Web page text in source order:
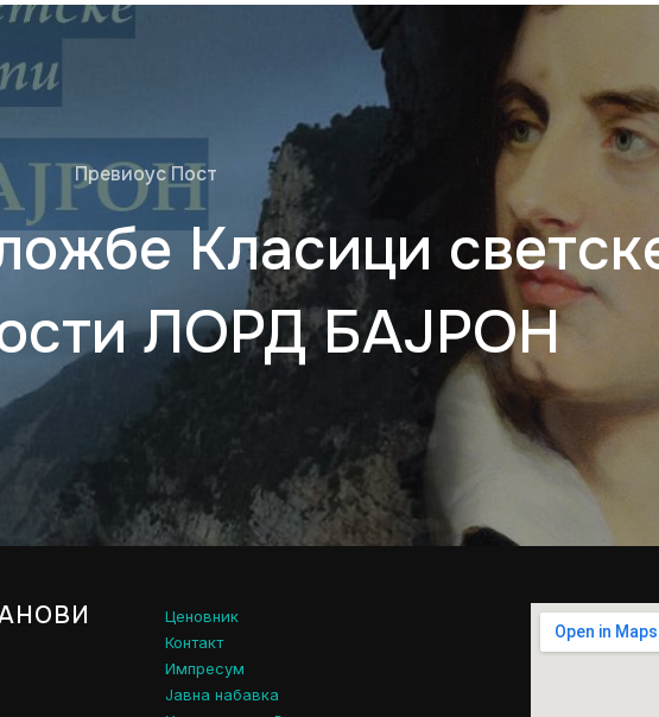
Превиоус Пост
Класици
ЛОРД БАЈРОН
Ценовник
Контакт
Импресум
Јавна набавка